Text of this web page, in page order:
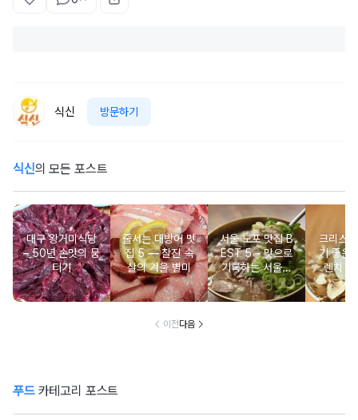
식신 방문하기
식신의 모든 포스트
대구 왕거미식당
– 50년 손맛의 뭉
티기
줄서는 대방어 맛
집 5 ― 찰진 속
살의 겨울 별미
서울 노포 맛집 B
EST 5 – 맛으로
기록하는 서울의
시간
크리스
기 좋은
렌치
이전다음
푸드카테고리 포스트